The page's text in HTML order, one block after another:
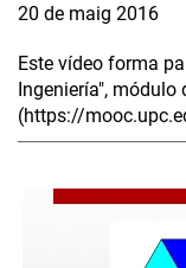
20 de maig 2016
Este vídeo forma
Ingeniería", módulo
(https://